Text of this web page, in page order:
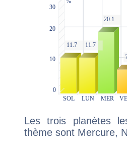
Les trois planètes
thème sont Mercure,